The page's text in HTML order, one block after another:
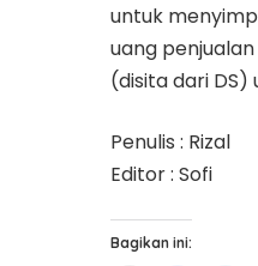
untuk
uang penjualan
(disita dari
Penulis : Rizal
Editor : Sofi
Bagikan ini: